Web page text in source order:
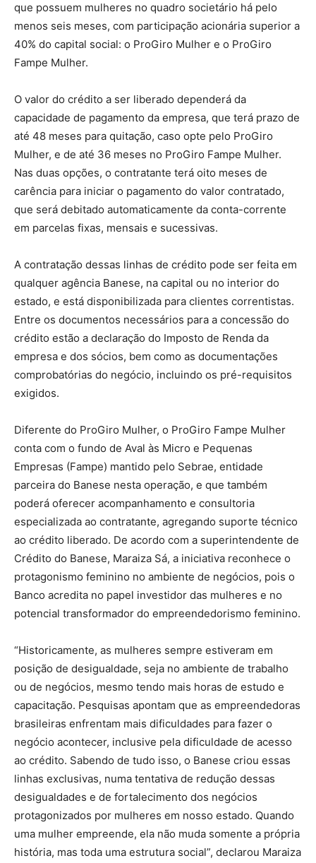
que possuem mulheres no quadro societário há pelo
menos seis meses, com participação acionária superior a
40% do capital social: o ProGiro Mulher e o ProGiro
Fampe Mulher.
O valor do crédito a ser liberado dependerá da
capacidade de pagamento da empresa, que terá prazo de
até 48 meses para quitação, caso opte pelo ProGiro
Mulher, e de até 36 meses no ProGiro Fampe Mulher.
Nas duas opções, o contratante terá oito meses de
carência para iniciar o pagamento do valor contratado,
que será debitado automaticamente da conta-corrente
em parcelas fixas, mensais e sucessivas.
A contratação dessas linhas de crédito pode ser feita em
qualquer agência Banese, na capital ou no interior do
estado, e está disponibilizada para clientes correntistas.
Entre os documentos necessários para a concessão do
crédito estão a declaração do Imposto de Renda da
empresa e dos sócios, bem como as documentações
comprobatórias do negócio, incluindo os pré-requisitos
exigidos.
Diferente do ProGiro Mulher, o ProGiro Fampe Mulher
conta com o fundo de Aval às Micro e Pequenas
Empresas (Fampe) mantido pelo Sebrae, entidade
parceira do Banese nesta operação, e que também
poderá oferecer acompanhamento e consultoria
especializada ao contratante, agregando suporte técnico
ao crédito liberado. De acordo com a superintendente de
Crédito do Banese, Maraiza Sá, a iniciativa reconhece o
protagonismo feminino no ambiente de negócios, pois o
Banco acredita no papel investidor das mulheres e no
potencial transformador do empreendedorismo feminino.
“Historicamente, as mulheres sempre estiveram em
posição de desigualdade, seja no ambiente de trabalho
ou de negócios, mesmo tendo mais horas de estudo e
capacitação. Pesquisas apontam que as empreendedoras
brasileiras enfrentam mais dificuldades para fazer o
negócio acontecer, inclusive pela dificuldade de acesso
ao crédito. Sabendo de tudo isso, o Banese criou essas
linhas exclusivas, numa tentativa de redução dessas
desigualdades e de fortalecimento dos negócios
protagonizados por mulheres em nosso estado. Quando
uma mulher empreende, ela não muda somente a própria
história, mas toda uma estrutura social”, declarou Maraiza